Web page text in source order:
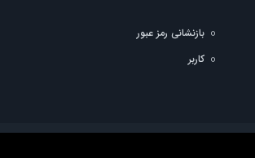
بازنشانی رمز عبور
کاربر